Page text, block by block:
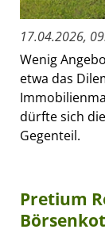
17.04.2026,
Wenig
etwa das
dürfte sich
Gegenteil.
Pretium